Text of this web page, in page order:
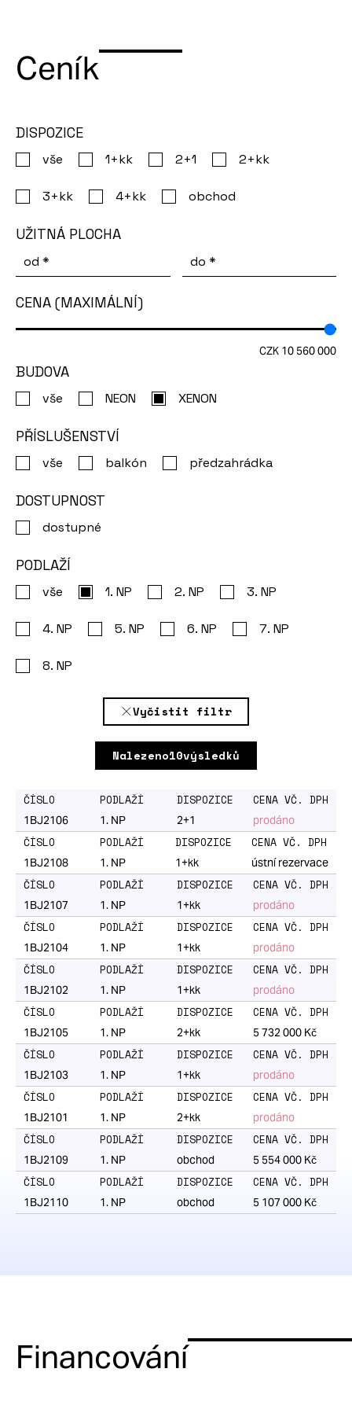
cena:
000
Kč
detail
Byt
č.
plocha:
22.5
dispozice:
1+kk,
prodáno
Ubytovací
č.
1115,
26.8
,
1+kk,
prodáno
26.6
m2,
dispozice:
1+kk,
cena:
prodáno
Ubytovací
jednotka
č.
1113,
plocha:
29.3
m2,
dispozice:
1+kk,
cena:
prodáno
Ubytovací
č.
29.3
cena:
Ceník
DISPOZICE
vše 1+kk 2+1 2+kk
3+kk 4+kk obchod
UŽITNÁ PLOCHA
od * do *
CENA (MAXIMÁLNÍ)
CZK 10 560 000
BUDOVA
vše NEON XENON
PŘÍSLUŠENSTVÍ
vše balkón předzahrádka
DOSTUPNOST
dostupné
PODLAŽÍ
vše 1. NP 2. NP 3. NP
4. NP 5. NP 6. NP 7. NP
8. NP
Vyčistit filtr
Nalezeno10výsledků
1BJ2106 1. NP 2+1 prodáno
1BJ2108 1. NP 1+kk ústní rezervace
1BJ2107 1. NP 1+kk prodáno
1BJ2104 1. NP 1+kk prodáno
1BJ2102 1. NP 1+kk prodáno
1BJ2105 1. NP 2+kk 5 732 000 Kč
1BJ2103 1. NP 1+kk prodáno
1BJ2101 1. NP 2+kk prodáno
1BJ2109 1. NP obchod 5 554 000 Kč
1BJ2110 1. NP obchod 5 107 000 Kč
Financování